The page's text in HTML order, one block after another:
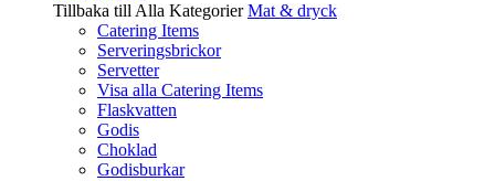
Tillbaka till Alla Kategorier Mat & dryck
Catering Items
Serveringsbrickor
Servetter
Visa alla Catering Items
Flaskvatten
Godis
Choklad
Godisburkar